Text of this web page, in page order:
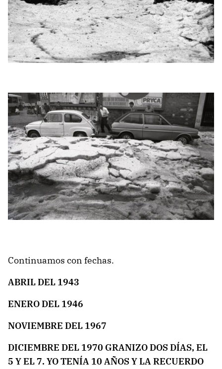
Continuamos con fechas.
ABRIL DEL 1943
ENERO DEL 1946
NOVIEMBRE DEL 1967
DICIEMBRE DEL 1970 GRANIZO DOS DÍAS, EL
5 Y EL 7. YO TENÍA 10 AÑOS Y LA RECUERDO